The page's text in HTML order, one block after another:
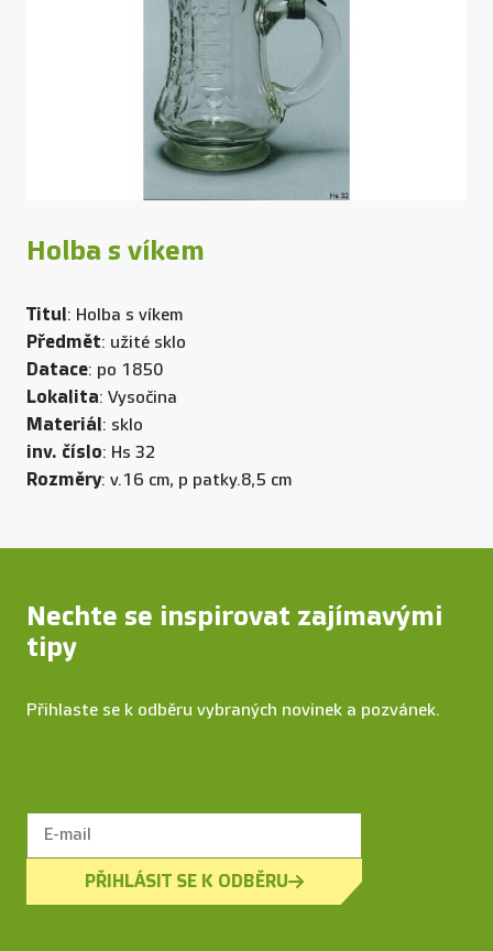
Holba s víkem
Titul: Holba s víkem
Předmět: užité sklo
Datace: po 1850
Lokalita: Vysočina
Materiál: sklo
inv. číslo: Hs 32
Rozměry: v.16 cm, p patky.8,5 cm
Nechte se inspirovat zajímavými
tipy
Přihlaste se k odběru vybraných novinek a pozvánek.
PŘIHLÁSIT SE K ODBĚRU